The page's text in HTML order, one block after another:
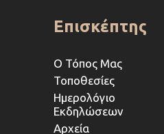
Επισκέπτης
Ο Τόπος Μας
Τοποθεσίες
Ημερολόγιο
Εκδηλώσεων
Αρχεία